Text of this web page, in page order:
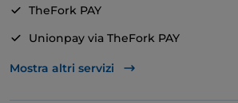
TheFork PAY
Unionpay via TheFork PAY
Visa
Mostra altri servizi